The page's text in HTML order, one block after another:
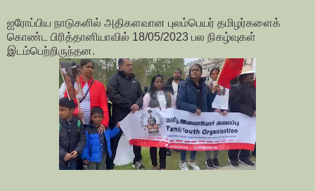
ஐரோப்பிய நாடுகளில் அதிகளவான புலம்பெயர் தமிழர்களைக்
கொண்ட பிரித்தானியாவில் 18/05/2023 பல நிகழ்வுகள்
இடம்பெற்றிருந்தன.